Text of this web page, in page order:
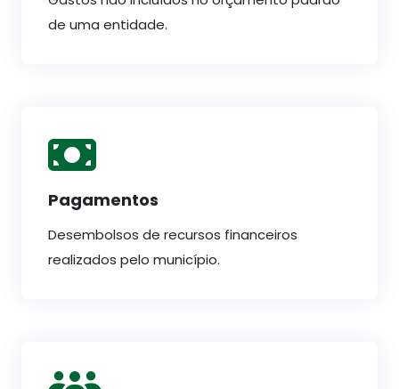
de uma entidade.
Pagamentos
Desembolsos de recursos financeiros
realizados pelo município.